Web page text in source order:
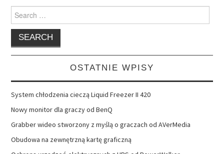
Search
for:
OSTATNIE WPISY
System chłodzenia cieczą Liquid Freezer II 420
Nowy monitor dla graczy od BenQ
Grabber wideo stworzony z myślą o graczach od AVerMedia
Obudowa na zewnętrzną kartę graficzną